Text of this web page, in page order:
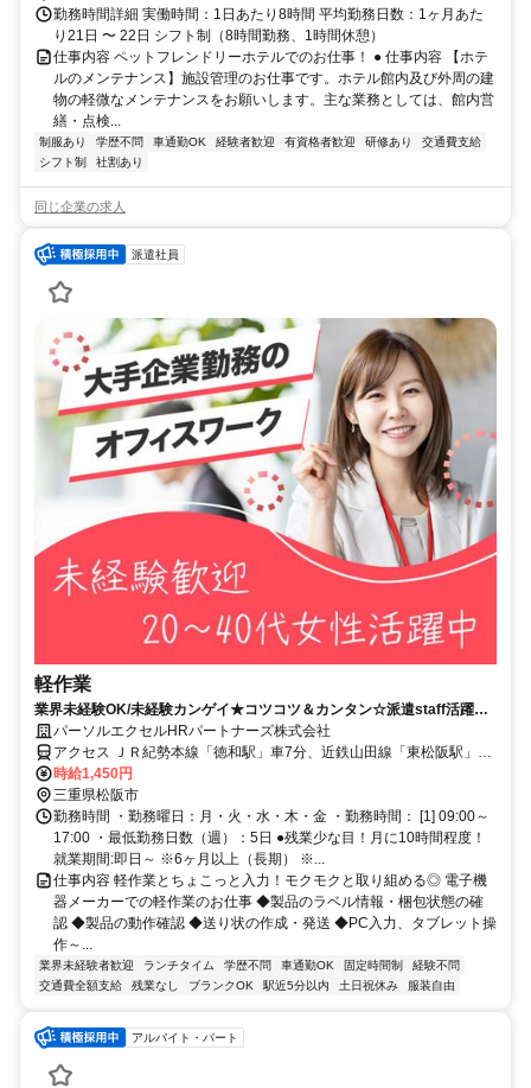
勤務時間詳細 実働時間：1日あたり8時間 平均勤務日数：1ヶ月あた
り21日 〜 22日 シフト制（8時間勤務、1時間休憩）
仕事内容 ペットフレンドリーホテルでのお仕事！ ● 仕事内容 【ホテ
ルのメンテナンス】施設管理のお仕事です。ホテル館内及び外周の建
物の軽微なメンテナンスをお願いします。主な業務としては、館内営
繕・点検...
制服あり 学歴不問 車通勤OK 経験者歓迎 有資格者歓迎 研修あり
交通費支給
シフト制
社割あり
同じ企業の求人
派遣社員
軽作業
業界未経験OK/未経験カンゲイ★コツコツ＆カンタン☆派遣staff活躍中
＠松坂
パーソルエクセルHRパートナーズ株式会社
アクセス ＪＲ紀勢本線「徳和駅」車7分、近鉄山田線「東松阪駅」車
9分
時給1,450円
三重県松阪市
勤務時間 ・勤務曜日：月・火・水・木・金 ・勤務時間： [1] 09:00～
17:00 ・最低勤務日数（週）：5日 ●残業少な目！月に10時間程度！
就業期間:即日～ ※6ヶ月以上（長期） ※...
仕事内容 軽作業とちょこっと入力！モクモクと取り組める◎ 電子機
器メーカーでの軽作業のお仕事 ◆製品のラベル情報・梱包状態の確
認 ◆製品の動作確認 ◆送り状の作成・発送 ◆PC入力、タブレット操
作～...
業界未経験者歓迎 ランチタイム 学歴不問 車通勤OK 固定時間制
経験不問
交通費全額支給
残業なし ブランクOK 駅近5分以内 土日祝休み 服装自由
アルバイト・パート